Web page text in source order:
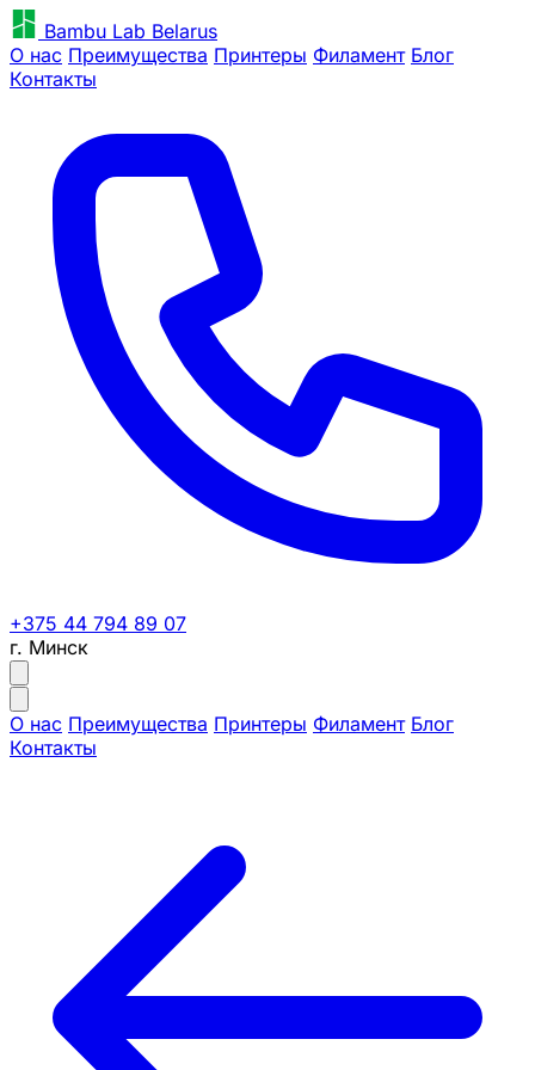
Bambu Lab Belarus
О нас Преимущества Принтеры Филамент Блог
Контакты
+375 44 794 89 07
г. Минск
О нас Преимущества Принтеры Филамент Блог
Контакты